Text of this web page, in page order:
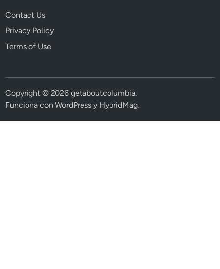
Contact Us
Privacy Policy
Terms of Use
Copyright © 2026getaboutcolumbia.
Funciona conWordPress y HybridMag.